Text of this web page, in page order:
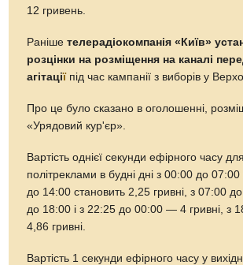
12 гривень.
Ранішетелерадіокомпанія«Київ»
розцінки на розміщення на каналі
агітаціїпід час кампанії з виборів у
Про це було сказано в оголошенні,
«Урядовий кур'єр».
Вартість однієї секунди ефірного часу
політреклами в будні дні з 00:00 до 07:00
до 14:00 становить 2,25 гривні, з 07:00
до 18:00 і з 22:25 до 00:00 — 4 гривні, з
4,86 гривні.
Вартість 1 секунди ефірного часу у